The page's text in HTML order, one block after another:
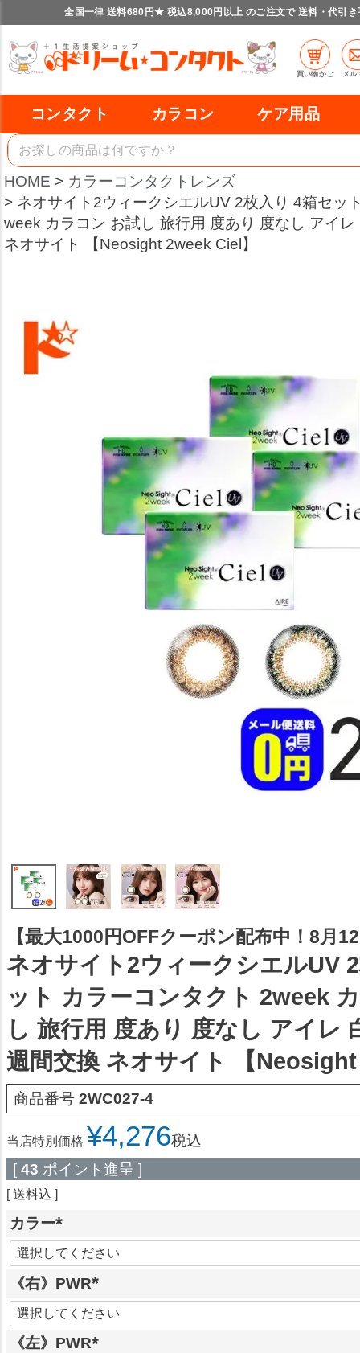
全国一律 送料680円★ 税込8,000円以上 のご注文で 送料・代引き
買い物かご メル
コンタクト カラコン ケア用品
HOME
カラーコンタクトレンズ
ネオサイト2ウィークシエルUV 2枚入り 4箱セッ
week カラコン お試し 旅行用 度あり 度なし アイ
ネオサイト 【Neosight 2week Ciel】
【最大1000円OFFクーポン配布中！8月
ネオサイト2ウィークシエルUV
ット カラーコンタクト 2week
し 旅行用 度あり 度なし アイレ
週間交換 ネオサイト 【
商品番号 2WC027-4
当店特別価格 ¥4,276税込
[ 43 ポイント進呈 ]
送料込
カラー
(
必
須
)
《右》PWR
(
必
須
《左》PWR